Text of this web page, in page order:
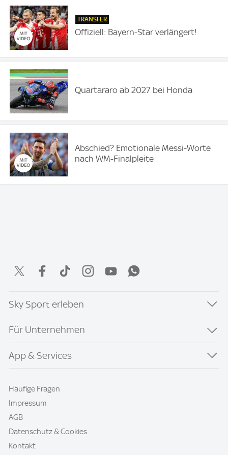
TRANSFER
Offiziell: Bayern-Star verlängert!
Quartararo ab 2027 bei Honda
Abschied? Emotionale Messi-Worte
nach WM-Finalpleite
Sky Sport erleben
Für Unternehmen
App & Services
Häufige Fragen
Impressum
AGB
Datenschutz & Cookies
Kontakt